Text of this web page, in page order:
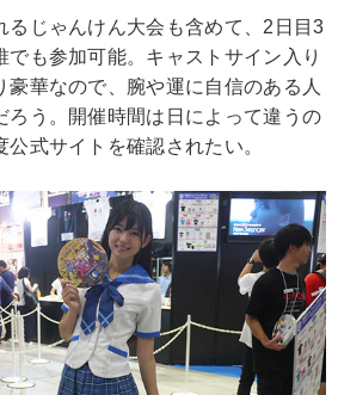
るじゃんけん大会も含めて、2日目3
でも参加可能。キャストサイン入り
豪華なので、腕や運に自信のある人
ろう。開催時間は日によって違うの
式サイトを確認されたい。